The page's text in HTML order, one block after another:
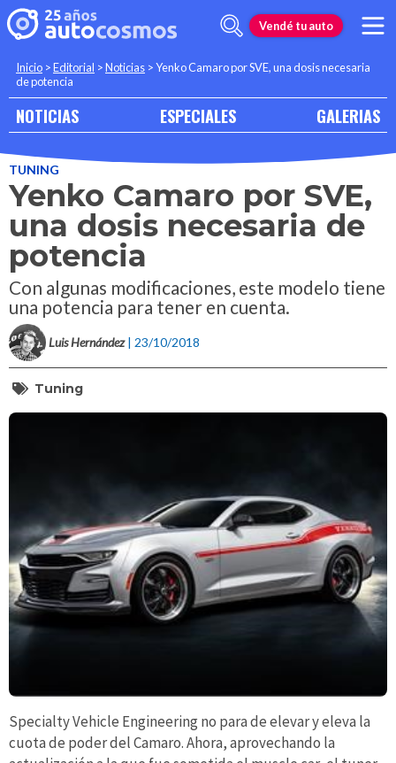
Vendé tu auto
Inicio >Editorial >Noticias >Yenko Camaro por SVE, una dosis necesaria
de potencia
NOTICIAS ESPECIALES GALERIAS
TUNING
Yenko Camaro por SVE,
una dosis necesaria de
potencia
Con algunas modificaciones, este modelo tiene
una potencia para tener en cuenta.
Luis Hernández | 23/10/2018
Tuning
Specialty Vehicle Engineering no para de elevar y eleva la
cuota de poder del Camaro. Ahora, aprovechando la